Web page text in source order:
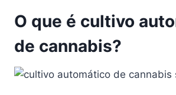
O que é cultivo
de cannabis?